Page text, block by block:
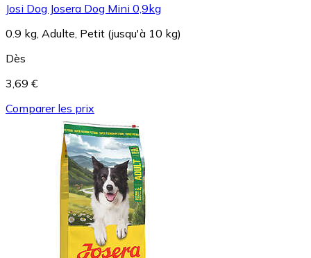
Josi Dog Josera Dog Mini 0,9kg
0.9 kg, Adulte, Petit (jusqu'à 10 kg)
Dès
3,69 €
Comparer les prix